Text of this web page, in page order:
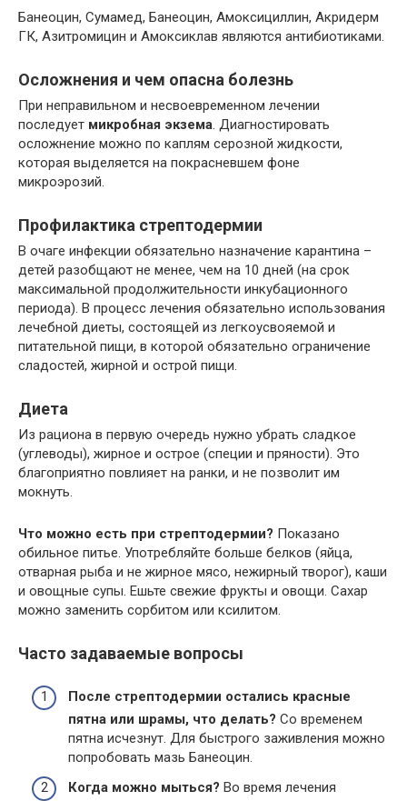
Банеоцин, Сумамед, Банеоцин, Амоксициллин, Акридерм
ГК, Азитромицин и Амоксиклав являются антибиотиками.
Осложнения и чем опасна болезнь
При неправильном и несвоевременном лечении
последует микробная экзема. Диагностировать
осложнение можно по каплям серозной жидкости,
которая выделяется на покрасневшем фоне
микроэрозий.
Профилактика стрептодермии
В очаге инфекции обязательно назначение карантина –
детей разобщают не менее, чем на 10 дней (на срок
максимальной продолжительности инкубационного
периода). В процесс лечения обязательно использования
лечебной диеты, состоящей из легкоусвояемой и
питательной пищи, в которой обязательно ограничение
сладостей, жирной и острой пищи.
Диета
Из рациона в первую очередь нужно убрать сладкое
(углеводы), жирное и острое (специи и пряности). Это
благоприятно повлияет на ранки, и не позволит им
мокнуть.
Что можно есть при стрептодермии? Показано
обильное питье. Употребляйте больше белков (яйца,
отварная рыба и не жирное мясо, нежирный творог), каши
и овощные супы. Ешьте свежие фрукты и овощи. Сахар
можно заменить сорбитом или ксилитом.
Часто задаваемые вопросы
После стрептодермии остались красные
пятна или шрамы, что делать? Со временем
пятна исчезнут. Для быстрого заживления можно
попробовать мазь Банеоцин.
Когда можно мыться? Во время лечения